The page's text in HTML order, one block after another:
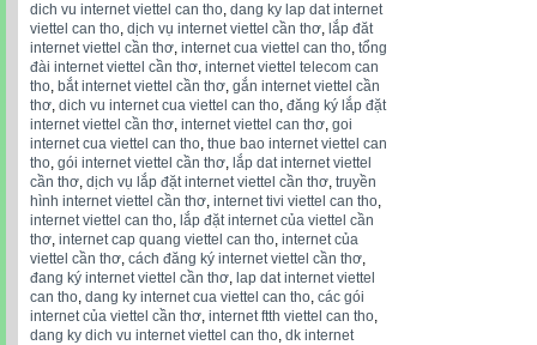
dich vu internet viettel can tho, dang ky lap dat internet
viettel can tho, dịch vụ internet viettel cần thơ, lắp đăt
internet viettel cần thơ, internet cua viettel can tho, tổng
đài internet viettel cần thơ, internet viettel telecom can
tho, bắt internet viettel cần thơ, gắn internet viettel cần
thơ, dich vu internet cua viettel can tho, đăng ký lắp đặt
internet viettel cần thơ, internet viettel can thơ, goi
internet cua viettel can tho, thue bao internet viettel can
tho, gói internet viettel cần thơ, lắp dat internet viettel
cần thơ, dịch vụ lắp đặt internet viettel cần thơ, truyền
hình internet viettel cần thơ, internet tivi viettel can tho,
internet viettel can tho, lắp đặt internet của viettel cần
thơ, internet cap quang viettel can tho, internet của
viettel cần thơ, cách đăng ký internet viettel cần thơ,
đang ký internet viettel cần thơ, lap dat internet viettel
can tho, dang ky internet cua viettel can tho, các gói
internet của viettel cần thơ, internet ftth viettel can tho,
dang ky dich vu internet viettel can tho, dk internet